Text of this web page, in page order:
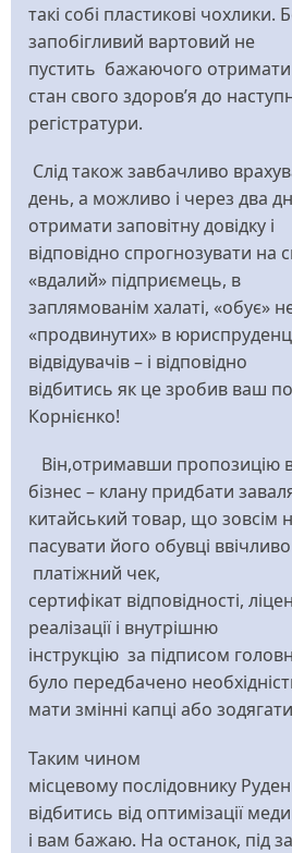
такі собі пластикові чохлики.
запобігливий вартовий не
пустить бажаючого
стан свого здоров’я до
регістратури.
Слід також завбачливо
день, а можливо і через два
отримати заповітну довідку і
відповідно спрогнозувати на
«вдалий» підприємець, в
заплямованім халаті, «обує»
«продвинутих» в
відвідувачів – і відповідно
відбитись як це зробив ваш
Корнієнко!
Він,отримавши пропозицію
бізнес – клану придбати
китайський товар, що зовсім
пасувати його обувці
платіжний чек,
сертифікат відповідності,
реалізації і внутрішню
інструкцію за підписом
було передбачено
мати змінні капці або
Таким чином
місцевому послідовнику
відбитись від оптимізації
і вам бажаю. На останок, під